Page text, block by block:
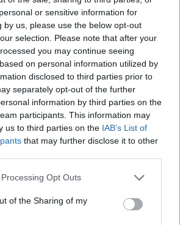
or sensitive information for
by us, please use the below opt-out
selection. Please note that after your
you may continue seeing
on personal information utilized by
disclosed to third parties prior to
separately opt-out of the further
information by third parties on the
participants. This information may
us to third parties on the IAB’s List of
that may further disclose it to other
Opt Outs
of the Sharing of my
τους εκπαιδευτικούς της
για τον Δήμο Ελληνικού –
ΥΠΟΥΡΓΟΙ
Ιονίων Νήσων